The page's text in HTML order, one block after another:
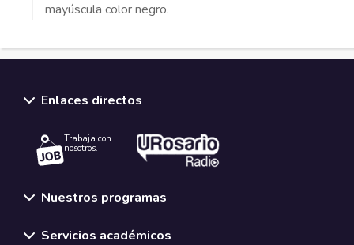
mayúscula color negro.
Enlaces directos
Trabaja con
nosotros.
Nuestros programas
Servicios académicos